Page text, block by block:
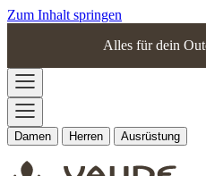
Zum Inhalt springen
Alles für dein
Damen Herren Ausrüstung